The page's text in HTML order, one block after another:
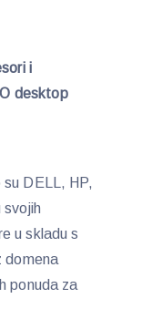
i
desktop
DELL, HP,
svojih
u skladu s
domena
ponuda za